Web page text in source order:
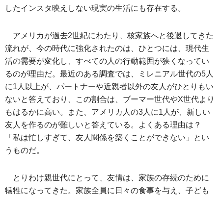
したインスタ映えしない現実の生活にも存在する。
アメリカが過去2世紀にわたり、核家族へと後退してきた
流れが、今の時代に強化されたのは、ひとつには、現代生
活の需要が変化し、すべての人の行動範囲が狭くなってい
るのが理由だ。最近のある調査では、ミレニアル世代の5人
に1人以上が、パートナーや近親者以外の友人がひとりもい
ないと答えており、この割合は、ブーマー世代やX世代より
もはるかに高い。また、アメリカ人の3人に1人が、新しい
友人を作るのが難しいと答えている。よくある理由は？
「私は忙しすぎて、友人関係を築くことができない」とい
うものだ。
とりわけ親世代にとって、友情は、家族の存続のために
犠牲になってきた。家族全員に日々の食事を与え、子ども